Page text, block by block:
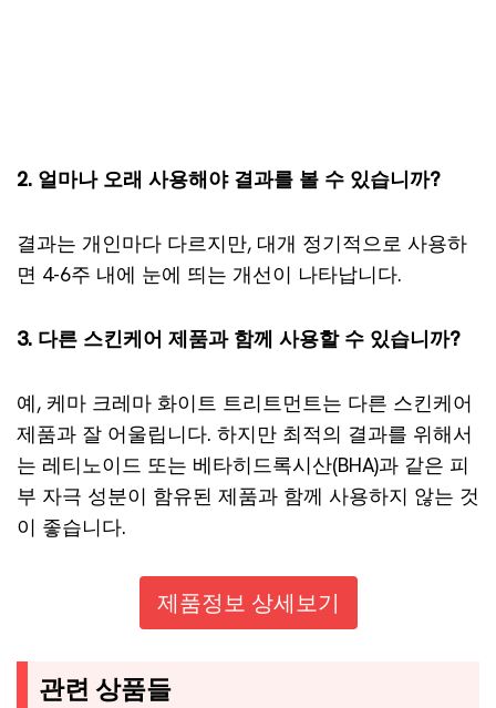
2. 얼마나 오래 사용해야 결과를 볼 수 있습니까?
결과는 개인마다 다르지만, 대개 정기적으로 사용하
면 4-6주 내에 눈에 띄는 개선이 나타납니다.
3. 다른 스킨케어 제품과 함께 사용할 수 있습니까?
예, 케마 크레마 화이트 트리트먼트는 다른 스킨케어
제품과 잘 어울립니다. 하지만 최적의 결과를 위해서
는 레티노이드 또는 베타히드록시산(BHA)과 같은 피
부 자극 성분이 함유된 제품과 함께 사용하지 않는 것
이 좋습니다.
제품정보 상세보기
관련 상품들